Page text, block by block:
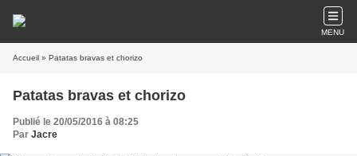
MENU
Accueil » Patatas bravas et chorizo
Patatas bravas et chorizo
Publié le 20/05/2016 à 08:25
Par Jacre